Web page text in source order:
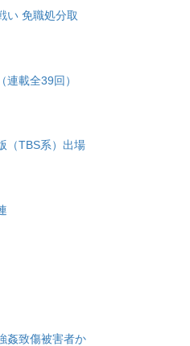
い 免職処分取
連載全39回）
（TBS系）出場
姦致傷被害者か